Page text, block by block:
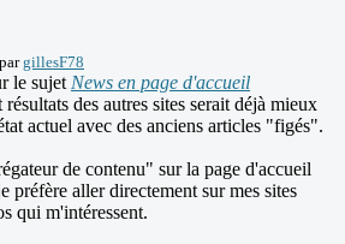
pargillesF78
le sujet News en page d'accueil
des autres sites serait déjà mieux
actuel avec des anciens articles "figés".
de contenu" sur la page d'accueil
préfère aller directement sur mes sites
qui m'intéressent.